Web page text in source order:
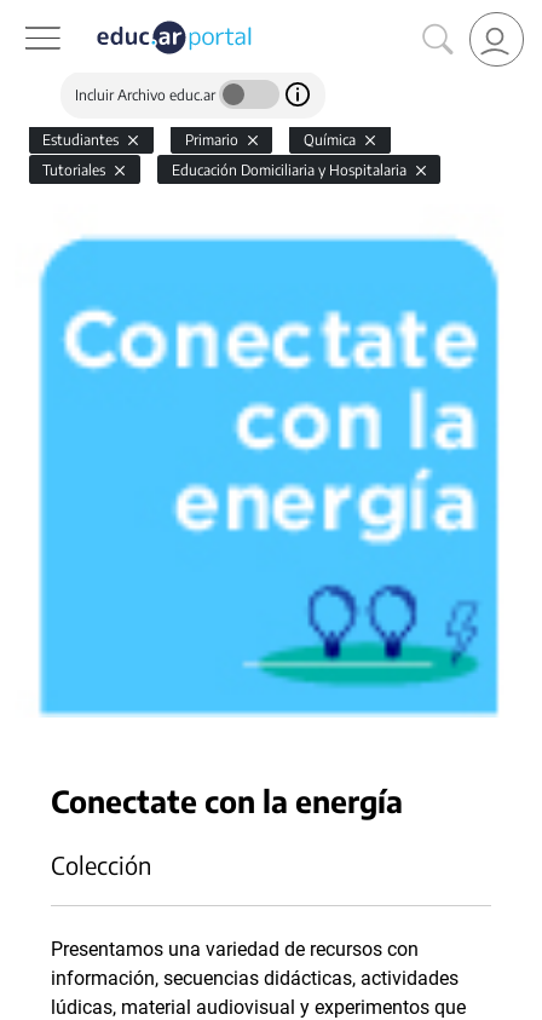
Incluir Archivo educ.ar
Estudiantes Primario
Química
Tutoriales
Educación Domiciliaria y Hospitalaria
Conectate con la energía
Colección
Presentamos una variedad de recursos con
información, secuencias didácticas, actividades
lúdicas, material audiovisual y experimentos que